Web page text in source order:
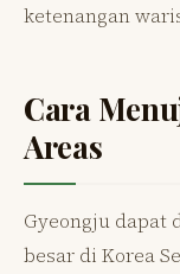
ketenangan
Cara
Areas
Gyeongju dapat
besar di Korea